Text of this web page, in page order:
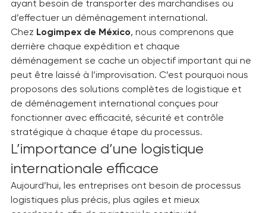
aussi bien pour les entreprises que pour les familles
ayant besoin de transporter des marchandises ou
d’effectuer un déménagement international.
Chez Logimpex de México , nous comprenons que
derrière chaque expédition et chaque
déménagement se cache un objectif important qui ne
peut être laissé à l’improvisation. C’est pourquoi nous
proposons des solutions complètes de logistique et
de déménagement international conçues pour
fonctionner avec efficacité, sécurité et contrôle
stratégique à chaque étape du processus.
L’importance d’une logistique
internationale efficace
Aujourd’hui, les entreprises ont besoin de processus